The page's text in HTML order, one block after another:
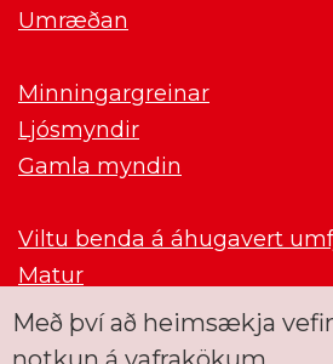
Umræðan
Minningargreinar
Ljósmyndir
Gamla myndin
Viltu benda á áhugavert
Matur
Með því að heimsækja